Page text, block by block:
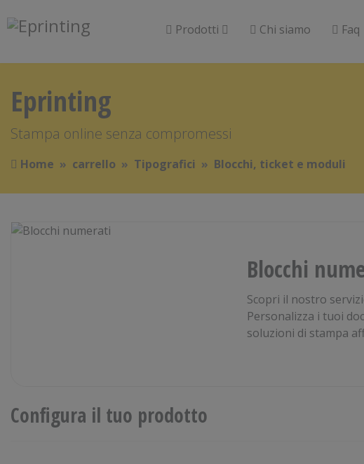
Prodotti Chi siamo Faq
Eprinting
Stampa online senza compromessi
Home carrello Tipografici Blocchi, ticket e moduli
Blocchi
Scopri il nostro
Personalizza i tuoi
soluzioni di stampa
Configura il tuo prodotto